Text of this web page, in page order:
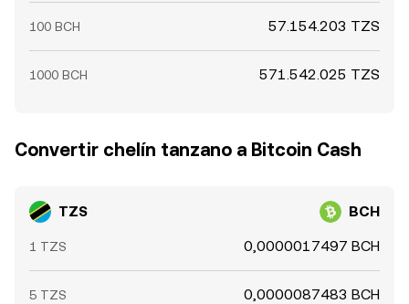
100 BCH 57.154.203 TZS
1000 BCH 571.542.025 TZS
Convertir chelín tanzano a Bitcoin Cash
TZS BCH
1 TZS 0,0000017497 BCH
5 TZS 0,0000087483 BCH